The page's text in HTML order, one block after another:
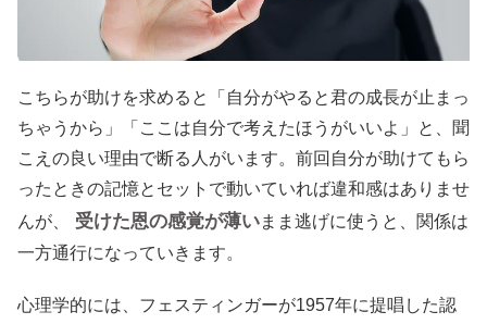
こちらが助けを求めると「自分がやると君の成長が止まっ
ちゃうから」「ここは自分で考えたほうがいいよ」と、聞
こえの良い理由で断る人がいます。前回自分が助けてもら
ったときの記憶とセットで動いていれば違和感はありませ
んが、
受けた恩の感覚が薄いまま逃げに使うと、関係は
一方通行になっていきます。
心理学的には、フェスティンガーが1957年に提唱した認